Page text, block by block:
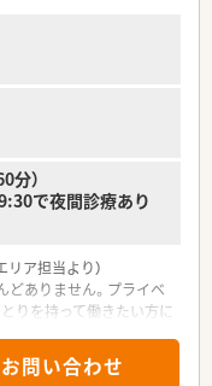
れており、終業後はすぐ
が同行するため運転の
の少ない環境で働きた
分）
で夜間診療あり
ア担当より）
どありません。プライベ
りを持って働きたい方に
お問い合わせ